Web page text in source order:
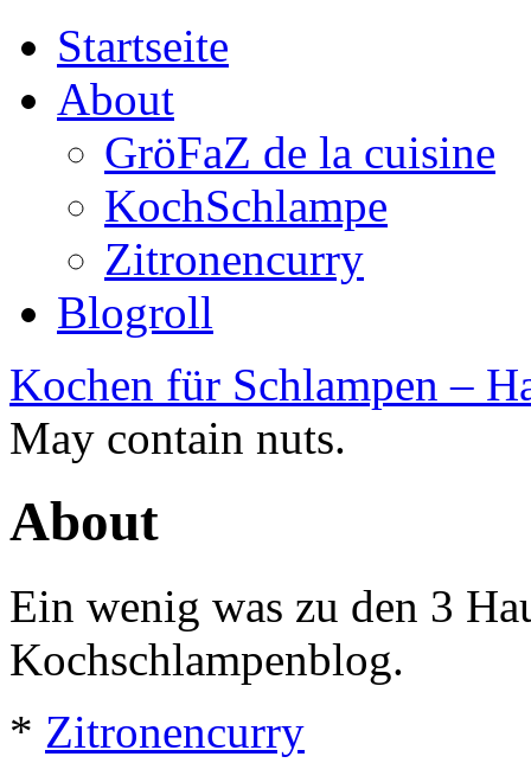
Startseite
About
GröFaZ de la cuisine
KochSchlampe
Zitronencurry
Blogroll
Kochen für Schlampen –
May contain nuts.
About
Ein wenig was zu den 3
Kochschlampenblog.
* Zitronencurry